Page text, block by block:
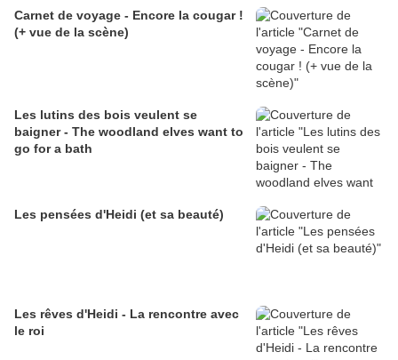
Carnet de voyage - Encore la cougar !
(+ vue de la scène)
Les lutins des bois veulent se
baigner - The woodland elves want to
go for a bath
Les pensées d'Heidi (et sa beauté)
Les rêves d'Heidi - La rencontre avec
le roi